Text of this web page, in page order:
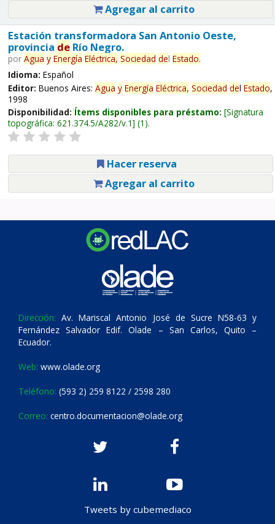
Agregar al carrito
Estación transformadora San Antonio Oeste,
provincia deRío Negro.
por Agua y Energía Eléctrica, Sociedad del Estado.
Idioma: Español
Editor: Buenos Aires: Agua y Energía Eléctrica, Sociedad del Estado,
1998
Disponibilidad: Ítems disponibles para préstamo: Signatura
topográfica: 621.374.5/A282/v.1 (1).
Hacer reserva
Agregar al carrito
Dirección: Av. Mariscal Antonio José de Sucre N58-63 y
Fernández Salvador Edif. Olade – San Carlos, Quito –
Ecuador.
Web: www.olade.org
Teléfono: (593 2) 259 8122 / 2598 280
Correo: centro.documentacion@olade.org
Tweets by cubemediaco